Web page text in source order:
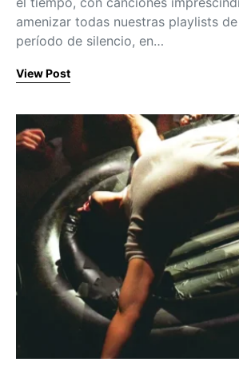
amenizar todas nuestras playlists
período de silencio, en…
View Post